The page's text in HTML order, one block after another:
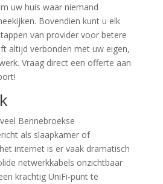
uw huis waar niemand
Bovendien kunt u elk
van provider voor betere
altijd verbonden met uw eigen,
Vraag direct een offerte aan
Bennebroekse
als slaapkamer of
internet is er vaak dramatisch
netwerkkabels onzichtbaar
krachtig UniFi-punt te